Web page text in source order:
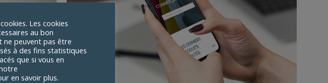
Les cookies
au bon
peuvent pas être
à des fins statistiques
que si vous en
en savoir plus.